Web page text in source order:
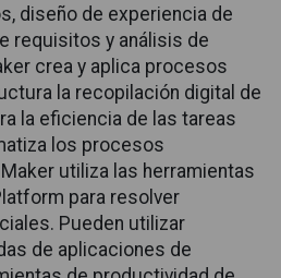
diseño de experiencia de
requisitos y análisis de
crea y aplica procesos
la recopilación digital de
la eficiencia de las tareas
los procesos
utiliza las herramientas
para resolver
Pueden utilizar
de aplicaciones de